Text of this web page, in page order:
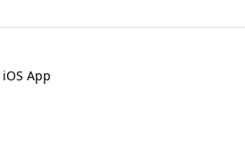
iOS App